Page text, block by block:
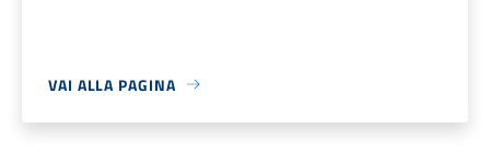
VAI ALLA PAGINA